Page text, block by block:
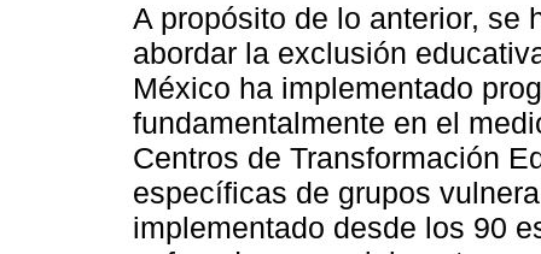
A propósito de lo anterior, se
abordar la exclusión
México ha implementado
fundamentalmente en el
Centros de Transformación
específicas de grupos
implementado desde los 90